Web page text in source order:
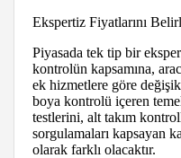
Ekspertiz Fiyatlarını
Piyasada tek tip bir
kontrolün kapsamına,
ek hizmetlere göre
boya kontrolü içeren
testlerini, alt takım
sorgulamaları kapsayan
olarak farklı olacaktır.